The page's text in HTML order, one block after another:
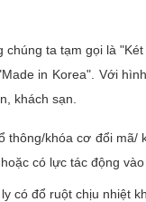
ta tạm gọi là
in Korea". Với
khách sạn.
thông/khóa cơ đổi
có lực tác động vào
có đổ ruột chịu nhiệt